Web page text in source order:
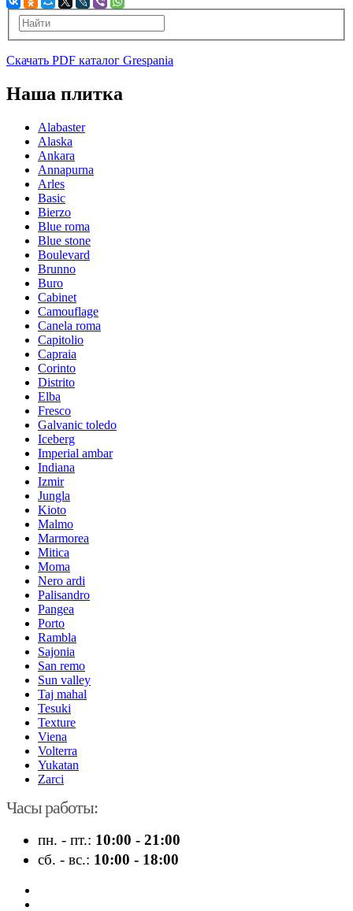
Скачать PDF каталог Grespania
Наша плитка
Alabaster
Alaska
Ankara
Annapurna
Arles
Basic
Bierzo
Blue roma
Blue stone
Boulevard
Brunno
Buro
Cabinet
Camouflage
Canela roma
Capitolio
Capraia
Corinto
Distrito
Elba
Fresco
Galvanic toledo
Iceberg
Imperial ambar
Indiana
Izmir
Jungla
Kioto
Malmo
Marmorea
Mitica
Moma
Nero ardi
Palisandro
Pangea
Porto
Rambla
Sajonia
San remo
Sun valley
Taj mahal
Tesuki
Texture
Viena
Volterra
Yukatan
Zarci
Часы работы:
пн. - пт.: 10:00 - 21:00
сб. - вс.: 10:00 - 18:00